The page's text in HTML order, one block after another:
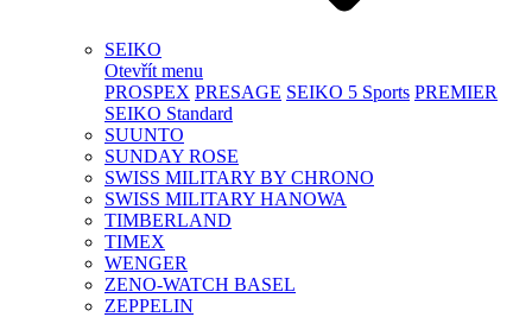
SEIKO
Otevřít menu
PROSPEX PRESAGE SEIKO 5 Sports PREMIER
SEIKO Standard
SUUNTO
SUNDAY ROSE
SWISS MILITARY BY CHRONO
SWISS MILITARY HANOWA
TIMBERLAND
TIMEX
WENGER
ZENO-WATCH BASEL
ZEPPELIN